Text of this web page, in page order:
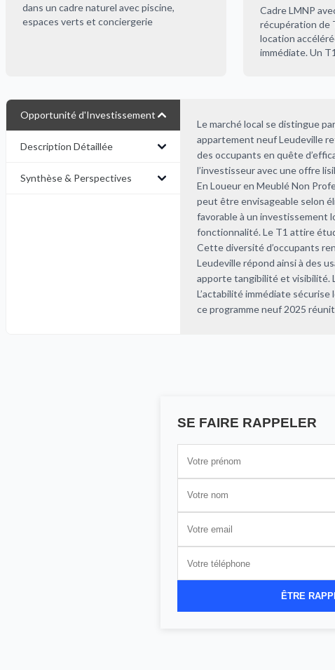
dans un cadre naturel avec piscine,
espaces verts et conciergerie
Cadre LMNP
récupération de
location
immédiate. Un
Opportunité d'Investissement
Description Détaillée
Synthèse & Perspectives
Le marché local se distingue
appartement neuf Leudeville
des occupants en quête
l’investisseur avec une offre
En Loueur en Meublé Non
peut être envisageable selon
favorable à un investissement
fonctionnalité. Le T1 attire
Cette diversité d’occupants
Leudeville répond ainsi à des
apporte tangibilité et visibilité.
L’actabilité immédiate
ce programme neuf 2025
SE FAIRE RAPPELER
ÊTRE